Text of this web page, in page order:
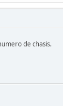
de chasis.